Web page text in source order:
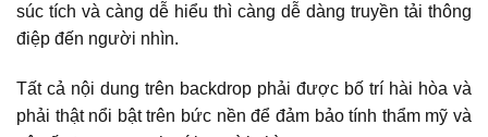
súc tích và càng dễ hiểu thì càng dễ dàng truyền tải thông
điệp đến người nhìn.
Tất cả nội dung trên backdrop phải được bố trí hài hòa và
phải thật nổi bật trên bức nền để đảm bảo tính thẩm mỹ và